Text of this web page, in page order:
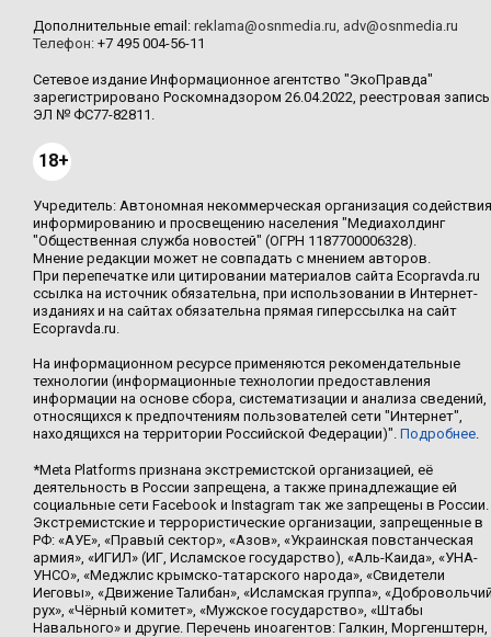
Дополнительные email: reklama@osnmedia.ru adv@osnmedia.ru
Телефон: +7 495 004-56-11
Сетевое издание Информационное агентство "ЭкоПравда"
зарегистрировано Роскомнадзором 26.04.2022, реестровая запись
ЭЛ № ФС77-82811.
18+
Учредитель: Автономная некоммерческая организация содействия
информированию и просвещению населения "Медиахолдинг
"Общественная служба новостей" (ОГРН 1187700006328).
Мнение редакции может не совпадать с мнением авторов.
При перепечатке или цитировании материалов сайта Ecopravda.ru
ссылка на источник обязательна, при использовании в Интернет-
изданиях и на сайтах обязательна прямая гиперссылка на сайт
Ecopravda.ru.
На информационном ресурсе применяются рекомендательные
технологии (информационные технологии предоставления
информации на основе сбора, систематизации и анализа сведений,
относящихся к предпочтениям пользователей сети "Интернет",
находящихся на территории Российской Федерации)". Подробнее
*Meta Platforms признана экстремистской организацией, её
деятельность в России запрещена, а также принадлежащие ей
социальные сети Facebook и Instagram так же запрещены в России.
Экстремистские и террористические организации, запрещенные в
РФ: «АУЕ», «Правый сектор», «Азов», «Украинская повстанческая
армия», «ИГИЛ» (ИГ, Исламское государство), «Аль-Каида», «УНА-
УНСО», «Меджлис крымско-татарского народа», «Свидетели
Иеговы», «Движение Талибан», «Исламская группа»,
рух», «Чёрный комитет», «Мужское государство», «Штабы
Навального» и другие. Перечень иноагентов: Галкин, Моргенштерн,